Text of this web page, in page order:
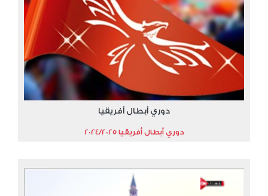
دوري أبطال أفريقيا
دوري أبطال أفريقيا 2024/2025